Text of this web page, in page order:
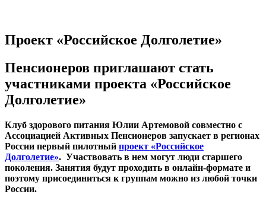
Проект «Российское Долголетие»
Пенсионеров приглашают стать
участниками проекта «Российское
Долголетие»
Клуб здорового питания Юлии Артемовой совместно с
Ассоциацией Активных Пенсионеров запускает в регионах
России первый пилотный проект «Российское
Долголетие». Участвовать в нем могут люди старшего
поколения. Занятия будут проходить в онлайн-формате и
поэтому присоединиться к группам можно из любой точки
России.